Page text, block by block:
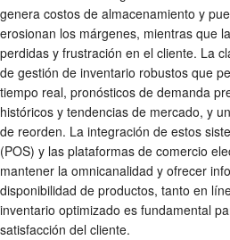
genera costos de almacenamiento y
erosionan los márgenes, mientras que
perdidas y frustración en el cliente. La
de gestión de inventario robustos que
tiempo real, pronósticos de demanda
históricos y tendencias de mercado, y
de reorden. La integración de estos
(POS) y las plataformas de comercio
mantener la omnicanalidad y ofrecer
disponibilidad de productos, tanto en
inventario optimizado es fundamental
satisfacción del cliente.